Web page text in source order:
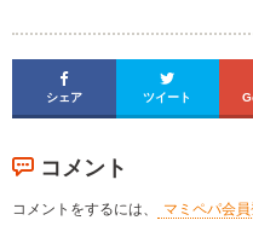

シェア

ツイート
コメント
コメントをするには、 マミペパ会